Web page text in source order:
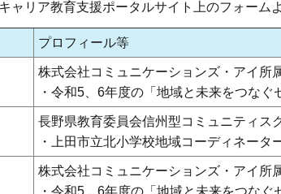
リア教育支援ポータルサイト上のフォーム
プロフィール等
株式会社コミュニケーションズ・アイ所
・令和5、6年度の「地域と未来をつなぐ
長野県教育委員会信州型コミュニティス
・上田市立北小学校地域コーディネータ
株式会社コミュニケーションズ・アイ所
・令和5、6年度の「地域と未来をつなぐ